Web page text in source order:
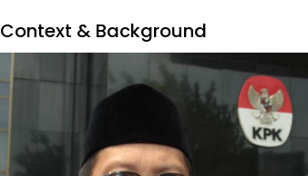
Context & Background